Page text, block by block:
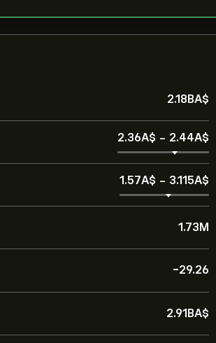
2.18B‎A$‎
2.36‎A$‎ - 2.44‎A$‎
1.57‎A$‎ - 3.115‎A$‎
1.73M
-29.26
2.91B‎A$‎